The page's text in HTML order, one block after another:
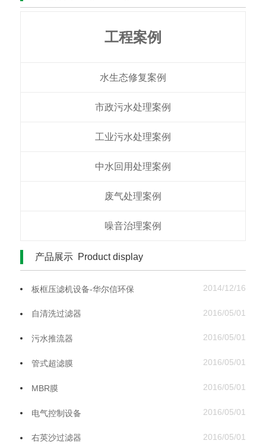
工程案例
水生态修复案例
市政污水处理案例
工业污水处理案例
中水回用处理案例​
废气处理案例
噪音治理案例
产品展示 Product display
板框压滤机设备-华尔信环保 2014/12/16
自清洗过滤器 2016/05/01
污水推流器 2016/05/01
管式超滤膜 2016/05/01
MBR膜 2016/05/01
电气控制设备 2016/05/01
右英沙过滤器 2016/05/01